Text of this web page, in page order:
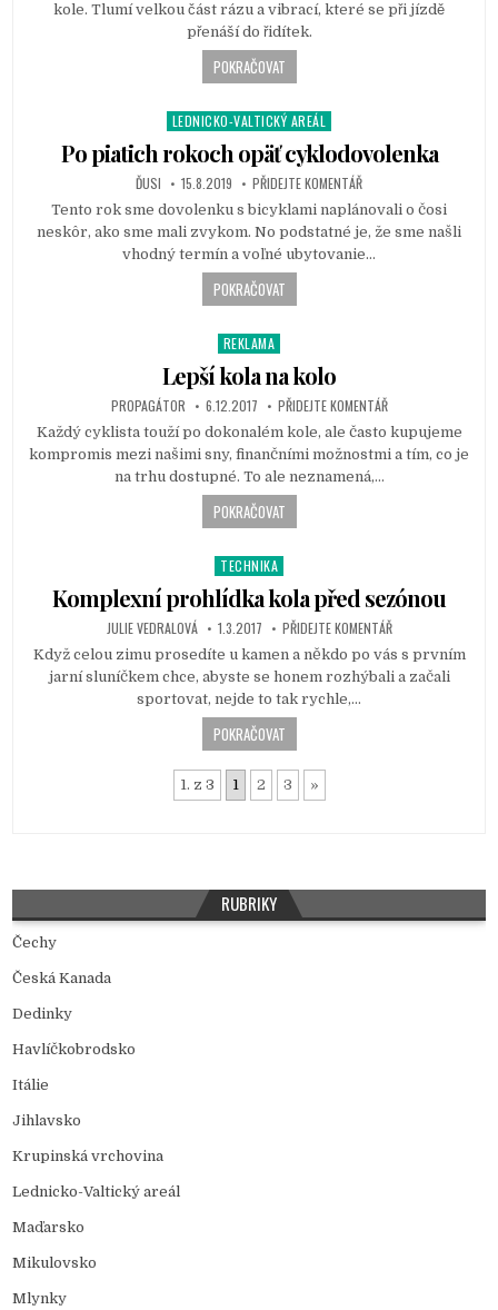
d
i
n
kole. Tlumí velkou část rázu a vibrací, které se při jízdě
přenáší do řidítek.
POKRAČOVAT
P
s
t
e
d
i
LEDNICKO-VALTICKÝ AREÁL
Po piatich rokoch opäť cyklodovolenka
ĎUSI 15.8.2019 PŘIDEJTE KOMENTÁŘ
Tento rok sme dovolenku s bicyklami naplánovali o čosi
neskôr, ako sme mali zvykom. No podstatné je, že sme našli
vhodný termín a voľné ubytovanie…
POKRAČOVAT
P
o
s
t
e
d
i
n
REKLAMA
Lepší kola na kolo
PROPAGÁTOR 6.12.2017 PŘIDEJTE KOMENTÁŘ
Každý cyklista touží po dokonalém kole, ale často kupujeme
kompromis mezi našimi sny, finančními možnostmi a tím, co je
na trhu dostupné. To ale neznamená,…
POKRAČOVAT
P
o
s
t
e
d
i
n
TECHNIKA
Komplexní prohlídka kola před sezónou
JULIE VEDRALOVÁ 1.3.2017 PŘIDEJTE KOMENTÁŘ
Když celou zimu prosedíte u kamen a někdo po vás s prvním
jarní sluníčkem chce, abyste se honem rozhýbali a začali
sportovat, nejde to tak rychle,…
POKRAČOVAT
1. z 3 1 2 3 »
RUBRIKY
Čechy
Česká Kanada
Dedinky
Havlíčkobrodsko
Itálie
Jihlavsko
Krupinská vrchovina
Lednicko-Valtický areál
Maďarsko
Mikulovsko
Mlynky